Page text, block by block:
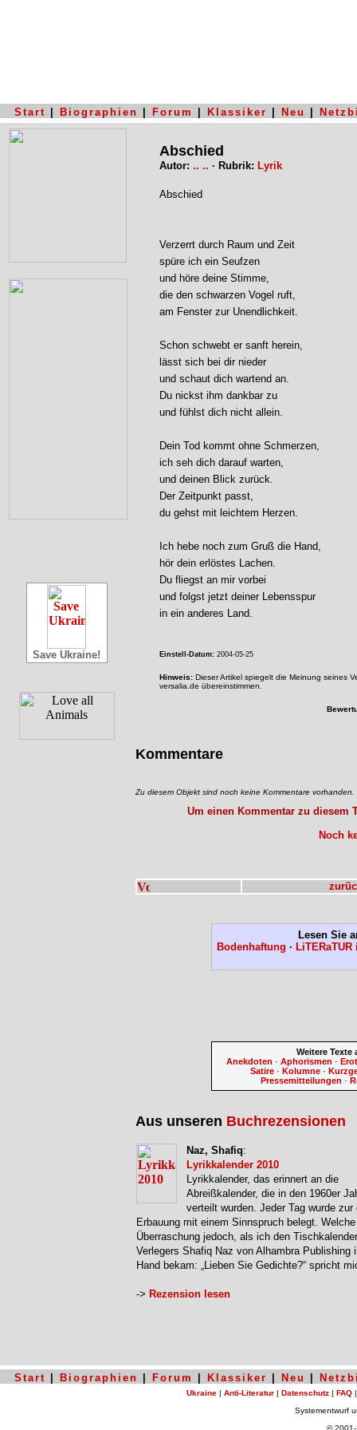
Start Biographien Forum Klassiker Neu
Save Ukraine!
Abschied
Autor: .. .. · Rubrik: Lyrik
Abschied
Verzerrt durch Raum und Zeit
spüre ich ein Seufzen
und höre deine Stimme,
die den schwarzen Vogel ruft,
am Fenster zur Unendlichkeit.
Schon schwebt er sanft herein,
lässt sich bei dir nieder
und schaut dich wartend an.
Du nickst ihm dankbar zu
und fühlst dich nicht allein.
Dein Tod kommt ohne Schmerzen,
ich seh dich darauf warten,
und deinen Blick zurück.
Der Zeitpunkt passt,
du gehst mit leichtem Herzen.
Ich hebe noch zum Gruß die Hand,
hör dein erlöstes Lachen.
Du fliegst an mir vorbei
und folgst jetzt deiner Lebensspur
in ein anderes Land.
Einstell-Datum: 2004-05-25
Hinweis: Dieser Artikel spiegelt die Meinung seines
versalia.de übereinstimmen.
Kommentare
Zu diesem Objekt sind noch keine Kommentare vorhanden.
Um einen Kommentar zu diesem
Noch
Lesen Sie
Bodenhaftung ·
Weitere
Anekdoten ·Aphorismen ·
Satire ·Kolumne ·
Pressemitteilungen ·
Aus unseren Buchrezensionen
Naz, Shafiq:
Lyrikkalender 2010
Lyrikkalender, das erinnert an die
Abreißkalender, die in den 1960er
verteilt wurden. Jeder Tag wurde zur
Erbauung mit einem Sinnspruch belegt.
Überraschung jedoch, als ich den
Verlegers Shafiq Naz von Alhambra Publishing
Hand bekam: „Lieben Sie Gedichte?“ spricht
-> Rezension lesen
Start Biographien Forum Klassiker Neu
Ukraine | Anti-Literatur | Datenschutz | FAQ
Systementwurf
©